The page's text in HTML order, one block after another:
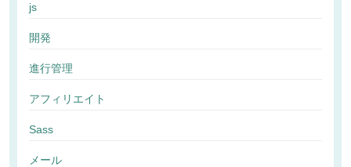
js
開発
進行管理
アフィリエイト
Sass
メール